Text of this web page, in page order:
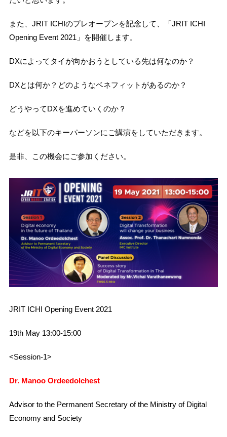
また、JRIT ICHIのプレオープンを記念して、「JRIT ICHI
Opening Event 2021」を開催します。
DXによってタイが向かおうとしている先は何なのか？
DXとは何か？どのようなベネフィットがあるのか？
どうやってDXを進めていくのか？
などを以下のキーパーソンにご講演をしていただきます。
是非、この機会にご参加ください。
JRIT ICHI Opening Event 2021
19th May 13:00-15:00
<Session-1>
Dr. Manoo Ordeedolchest
Advisor to the Permanent Secretary of the Ministry of Digital
Economy and Society